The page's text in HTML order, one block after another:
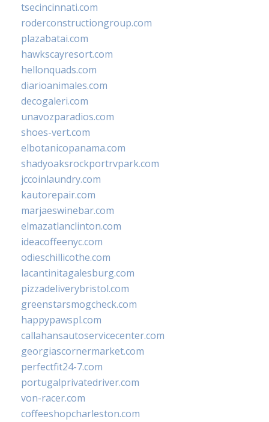
tsecincinnati.com
roderconstructiongroup.com
plazabatai.com
hawkscayresort.com
hellonquads.com
diarioanimales.com
decogaleri.com
unavozparadios.com
shoes-vert.com
elbotanicopanama.com
shadyoaksrockportrvpark.com
jccoinlaundry.com
kautorepair.com
marjaeswinebar.com
elmazatlanclinton.com
ideacoffeenyc.com
odieschillicothe.com
lacantinitagalesburg.com
pizzadeliverybristol.com
greenstarsmogcheck.com
happypawspl.com
callahansautoservicecenter.com
georgiascornermarket.com
perfectfit24-7.com
portugalprivatedriver.com
von-racer.com
coffeeshopcharleston.com